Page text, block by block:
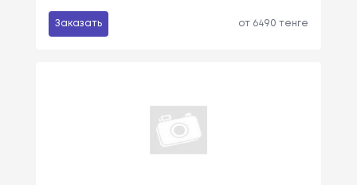
Заказать от 6490 тенге